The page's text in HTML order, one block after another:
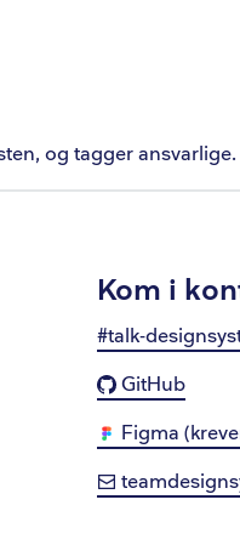
og tagger ansvarlige.
Kom i
#talk-
GitHub
Figma